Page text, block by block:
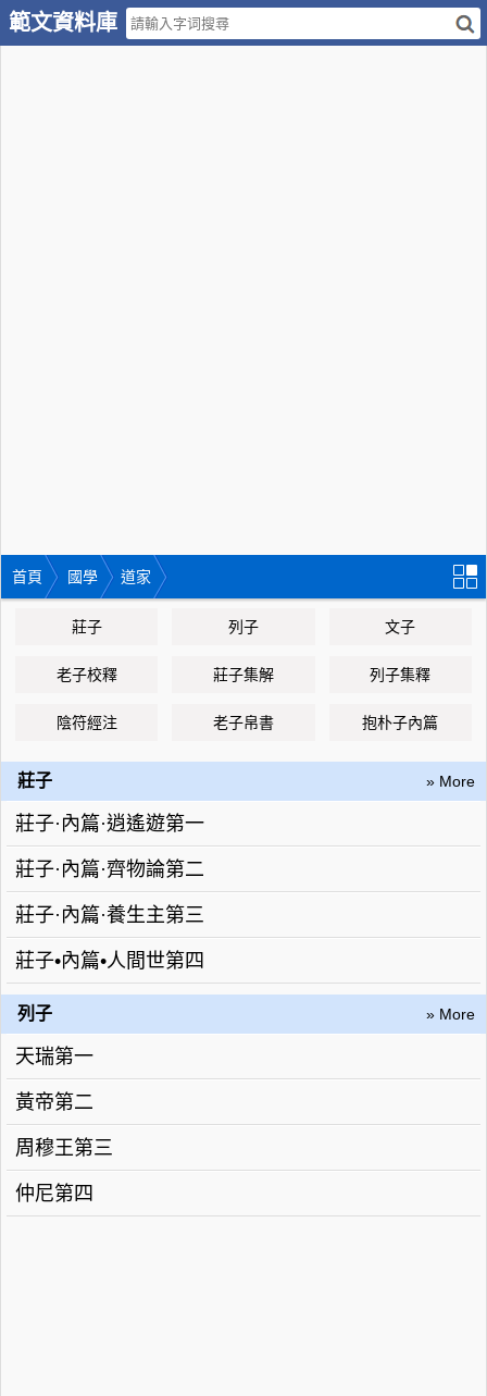
範文資料庫
首頁 國學 道家
莊子 列子 文子
老子校釋 莊子集解 列子集釋
陰符經注 老子帛書 抱朴子內篇
莊子 » More
莊子·內篇·逍遙遊第一
莊子·內篇·齊物論第二
莊子·內篇·養生主第三
莊子•內篇•人間世第四
列子 » More
天瑞第一
黃帝第二
周穆王第三
仲尼第四